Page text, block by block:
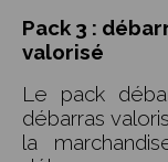
Pack 3 :
valorisé
Le pack
débarras
la